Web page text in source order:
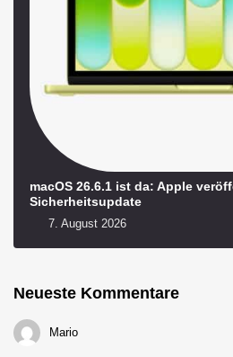
macOS 26.6.1 ist da: Apple
Sicherheitsupdate
7. August 2026
Neueste Kommentare
Mario